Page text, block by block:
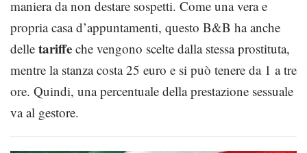
maniera da non destare sospetti. Come una vera e
propria casa d’appuntamenti, questo B&B ha anche
delle tariffe che vengono scelte dalla stessa prostituta,
mentre la stanza costa 25 euro e si può tenere da 1 a tre
ore. Quindi, una percentuale della prestazione sessuale
va al gestore.